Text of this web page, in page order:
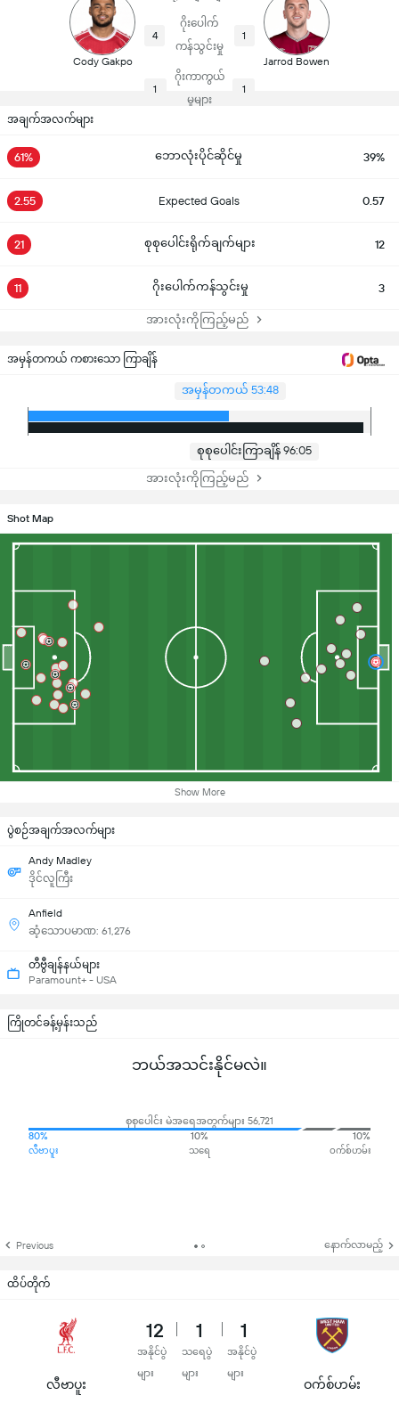
Cody Gakpo
4
ဂိုးပေါက်
ကန်သွင်းမှု
1
1
ဂိုးကာကွယ်
မှုများ
1
Jarrod Bowen
အချက်အလက်များ
61% ဘောလုံးပိုင်ဆိုင်မှု 39%
2.55 Expected Goals 0.57
21 စုစုပေါင်းရိုက်ချက်များ 12
11 ဂိုးပေါက်ကန်သွင်းမှု 3
အားလုံးကိုကြည့်မည်
အမှန်တကယ် ကစားသော ကြာချိန်
အမှန်တကယ် 53:48
စုစုပေါင်းကြာချိန် 96:05
အားလုံးကိုကြည့်မည်
Shot Map
Show More
ပွဲစဉ်အချက်အလက်များ
Andy Madley
ဒိုင်လူကြီး
Anfield
ဆံ့သောပမာဏ: 61,276
တီဗွီချန်နယ်များ
Paramount+ - USA
ကြိုတင်ခန့်မှန်းသည်
ဘယ်အသင်းနိုင်မလဲ။
စုစုပေါင်း မဲအရေအတွက်များ 56,721
80%
လီဗာပူး
10%
သရေ
10%
ဝက်စ်ဟမ်း
Previous နောက်လာမည့်
ထိပ်တိုက်
လီဗာပူး
12
အနိုင်ပွဲ
များ
1
သရေပွဲ
များ
1
အနိုင်ပွဲ
များ
ဝက်စ်ဟမ်း